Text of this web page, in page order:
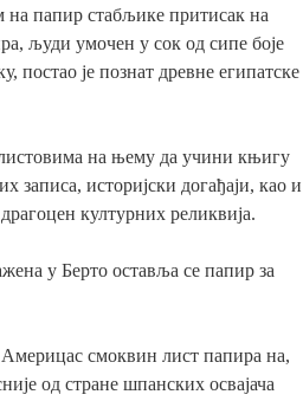
на папир стабљике притисак на
људи умочен у сок од сипе боје
постао је познат древне египатске
на њему да учини књигу
записа, историјски догађаји, као и
културних реликвија.
у Берто оставља се папир за
смоквин лист папира на,
од стране шпанских освајача